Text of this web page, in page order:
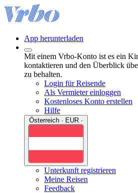
App herunterladen
Mit einem Vrbo-Konto ist es ein
kontaktieren und den Überblick
zu behalten.
Login für Reisende
Als Vermieter einloggen
Kostenloses Konto erstellen
Hilfe
Unterkunft registrieren
Meine Reisen
Feedback